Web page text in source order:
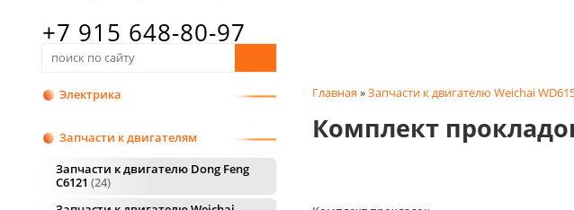
+7 915 648-80-97
+7 481 226-84-94
Электрика
Запчасти к двигателям
Запчасти к двигателю Dong Feng
C6121 24
Главная »Запчасти к двигателю Weichai
Комплект